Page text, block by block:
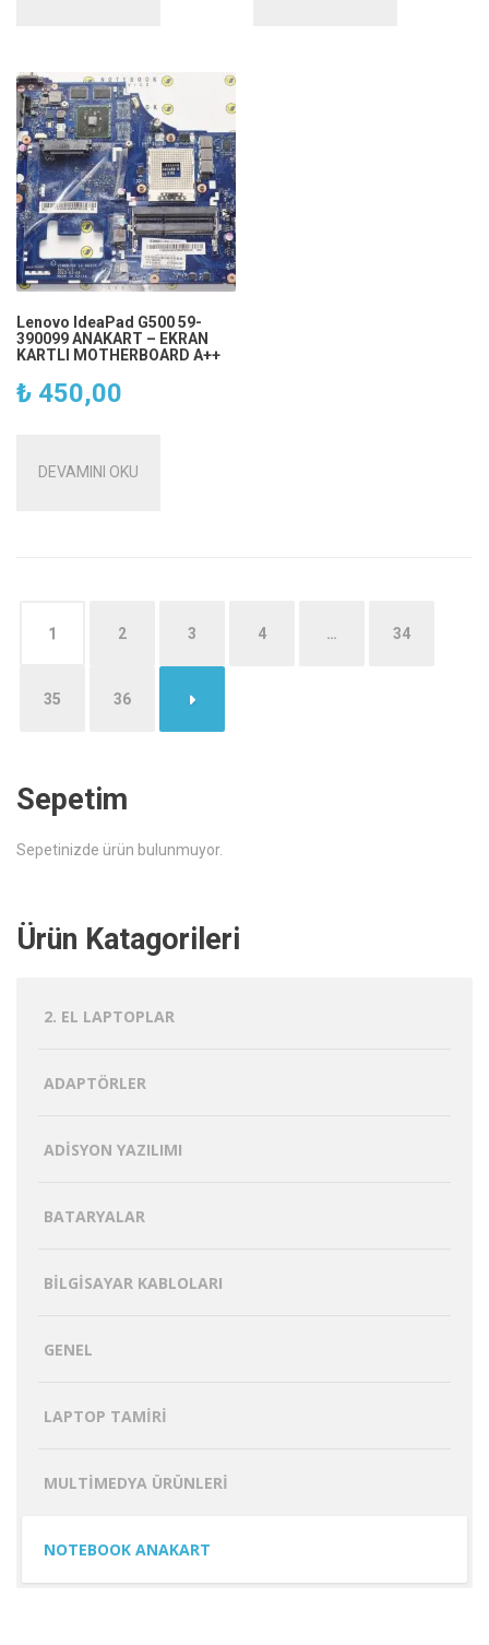
Lenovo IdeaPad G500 59-
390099 ANAKART – EKRAN
KARTLI MOTHERBOARD A++
₺ 450,00
DEVAMINI OKU
1 2 3 4 … 34
35 36 →
Sepetim
Sepetinizde ürün bulunmuyor.
Ürün Katagorileri
2. EL LAPTOPLAR
ADAPTÖRLER
ADISYON YAZILIMI
BATARYALAR
BILGISAYAR KABLOLARI
GENEL
LAPTOP TAMIRI
MULTIMEDYA ÜRÜNLERI
NOTEBOOK ANAKART